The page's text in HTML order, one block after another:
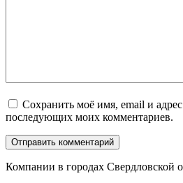
Сохранить моё имя, email и адрес
последующих моих комментариев.
Компании в городах Свердловской